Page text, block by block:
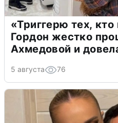
«Триггерю тех,
Гордон жестко
Ахмедовой и
5 августа 76